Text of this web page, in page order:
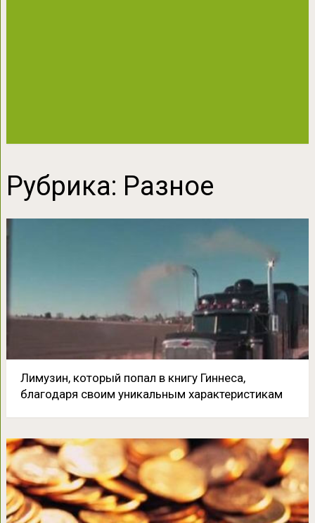
Рубрика: Разное
Лимузин, который попал в книгу Гиннеса,
благодаря своим уникальным характеристикам